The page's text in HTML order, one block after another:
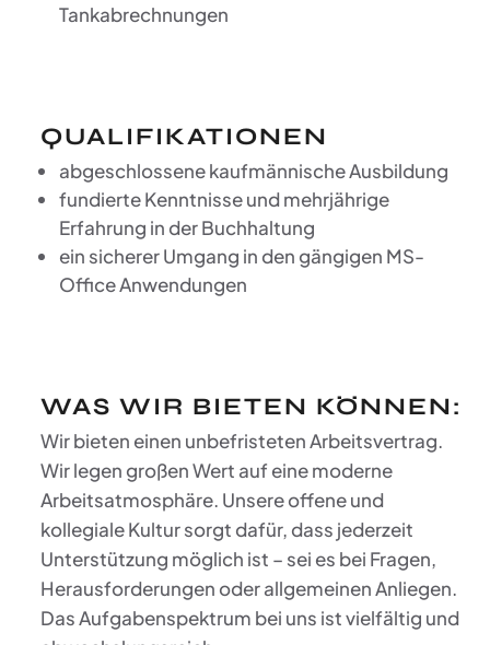
Tankabrechnungen
QUALIFIKATIONEN
abgeschlossene kaufmännische Ausbildung
fundierte Kenntnisse und mehrjährige
Erfahrung in der Buchhaltung
ein sicherer Umgang in den gängigen MS-
Office Anwendungen
WAS WIR BIETEN KÖNNEN:
Wir bieten einen unbefristeten Arbeitsvertrag.
Wir legen großen Wert auf eine moderne
Arbeitsatmosphäre. Unsere offene und
kollegiale Kultur sorgt dafür, dass jederzeit
Unterstützung möglich ist – sei es bei Fragen,
Herausforderungen oder allgemeinen Anliegen.
Das Aufgabenspektrum bei uns ist vielfältig und